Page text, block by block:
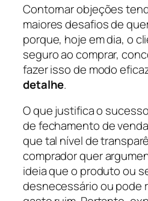
Contornar objeções
maiores desafios de
porque, hoje em dia, o
seguro ao comprar,
fazer isso de modo
detalhe.
O que justifica o
de fechamento de
que tal nível de
comprador quer
ideia que o produto ou
desnecessário ou pode